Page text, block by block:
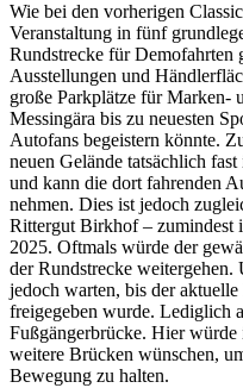
Wie bei den vorherigen
Veranstaltung in fünf
Rundstrecke für Demofahrten
Ausstellungen und
große Parkplätze für Marken-
Messingära bis zu neuesten
Autofans begeistern könnte.
neuen Gelände tatsächlich
und kann die dort fahrenden
nehmen. Dies ist jedoch
Rittergut Birkhof – zumindest
2025. Oftmals würde der
der Rundstrecke weitergehen.
jedoch warten, bis der
freigegeben wurde. Lediglich
Fußgängerbrücke. Hier
weitere Brücken wünschen,
Bewegung zu halten.